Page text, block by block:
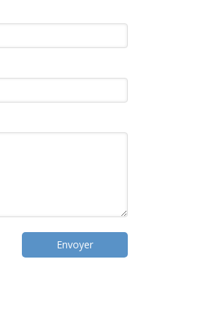
Envoyer